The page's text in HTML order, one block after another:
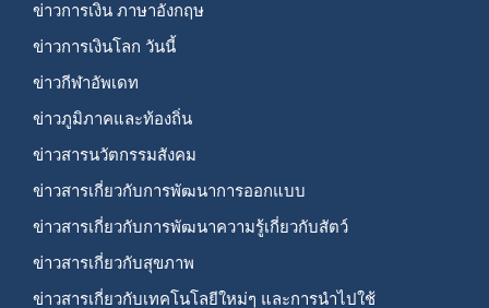
ข่าวการเงิน ภาษาอังกฤษ
ข่าวการเงินโลก วันนี้
ข่าวกีฬาอัพเดท
ข่าวภูมิภาคและท้องถิ่น
ข่าวสารนวัตกรรมสังคม
ข่าวสารเกี่ยวกับการพัฒนาการออกแบบ
ข่าวสารเกี่ยวกับการพัฒนาความรู้เกี่ยวกับสัตว์
ข่าวสารเกี่ยวกับสุขภาพ
ข่าวสารเกี่ยวกับเทคโนโลยีใหม่ๆ และการนำไปใช้